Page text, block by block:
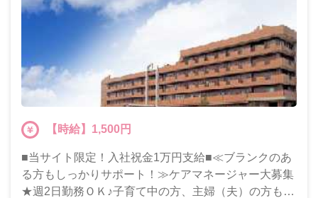
【時給】1,500円
■当サイト限定！入社祝金1万円支給■≪ブランクのあ
る方もしっかりサポート！≫ケアマネージャー大募集
★週2日勤務ＯＫ♪子育て中の方、主婦（夫）の方も歓